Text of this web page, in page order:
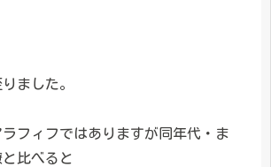
ました。
フィフではありますが同年代・ま
比べると